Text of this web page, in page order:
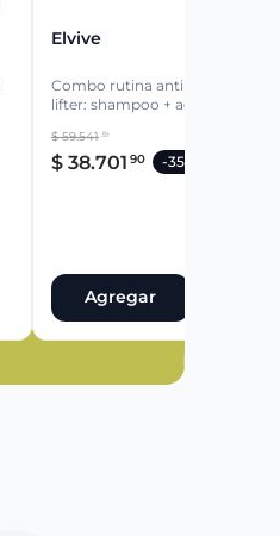
Elvive
Combo rutina anti daño
lifter: shampoo +
$ 59.541 39
$ 38.701 90 -35%
Agregar